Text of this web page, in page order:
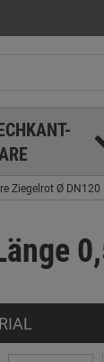
Ziegelrot Ø DN120